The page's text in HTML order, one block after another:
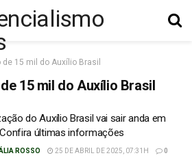
15 mil do Auxílio Brasil
15 mil do Auxílio Brasil
do Auxílio Brasil vai sair anda em
últimas informações
ROSSO 25 DE ABRIL DE 2025, 07:31H 0